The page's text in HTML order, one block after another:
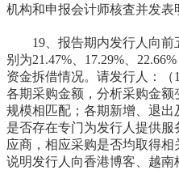
机构和申报会计师核査并发表
19、报告期内发行人向前
别为21.47%、17.29%、
资金拆借情况。请发行人：
各期采购金额，分析采购金
规模相匹配；各期新增、退出
是否存在专门为发行人提供
应商，相应采购是否均取得
说明发行人向香港博客、越